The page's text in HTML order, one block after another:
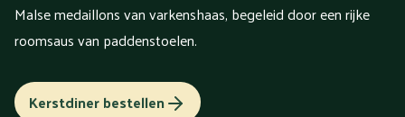
Malse medaillons van varkenshaas, begeleid door een rijke
roomsaus van paddenstoelen.
Kerstdiner bestellen